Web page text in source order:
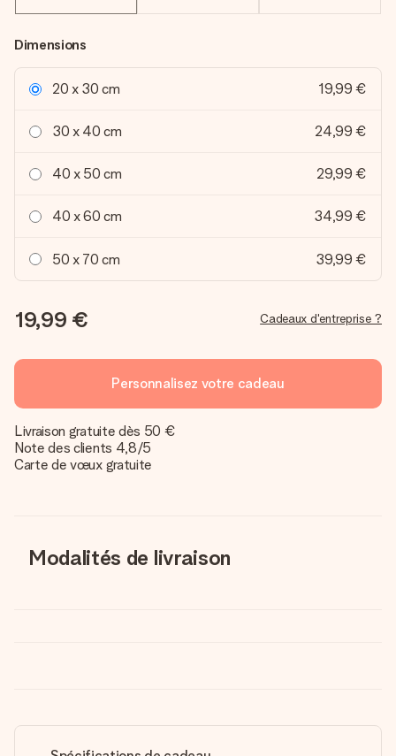
Dimensions
20 x 30 cm 19,99 €
30 x 40 cm 24,99 €
40 x 50 cm 29,99 €
40 x 60 cm 34,99 €
50 x 70 cm 39,99 €
19,99 € Cadeaux d'entreprise ?
Personnalisez votre cadeau
Livraison gratuite dès 50 €
Note des clients 4,8/5
Carte de vœux gratuite
Modalités de livraison